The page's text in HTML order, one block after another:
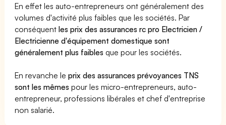
En effet les auto-entrepreneurs ont généralement des
volumes d'activité plus faibles que les sociétés. Par
conséquentles prix des assurances rc pro Electricien /
Electricienne d'équipement domestique sont
généralement plus faibles que pour les sociétés.
En revanche leprix des assurances prévoyances TNS
sont les mêmes pour les micro-entrepreneurs, auto-
entrepreneur, professions libérales et chef d'entreprise
non salarié.